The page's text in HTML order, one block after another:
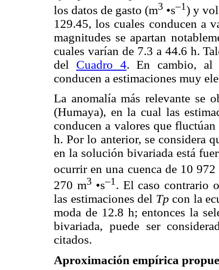
los datos de gasto (m3 •s–1) y
129.45, los cuales conducen a
magnitudes se apartan
cuales varían de 7.3 a 44.6 h.
del Cuadro 4. En cambio, al
conducen a estimaciones muy
La anomalía más relevante se
(Humaya), en la cual las
conducen a valores que
h. Por lo anterior, se considera
en la solución bivariada está
ocurrir en una cuenca de 10
270 m3 •s–1 . El caso contrario
las estimaciones del Tp con la
moda de 12.8 h; entonces la
bivariada, puede ser
citados.
Aproximación empírica